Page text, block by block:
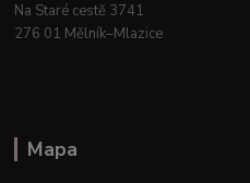
Na Staré cestě 3741
276 01 Mělník–Mlazice
Mapa